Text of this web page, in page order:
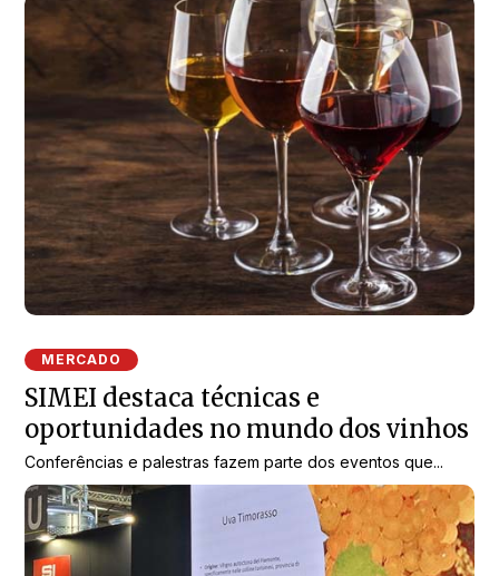
MERCADO
SIMEI destaca técnicas e
oportunidades no mundo dos vinhos
Conferências e palestras fazem parte dos eventos que...